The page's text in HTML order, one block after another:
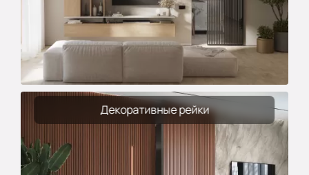
Декоративные рейки